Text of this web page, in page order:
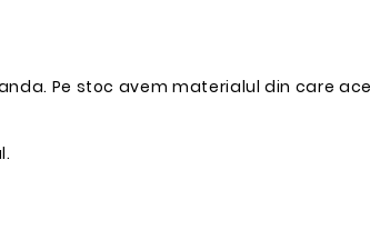
Pe stoc avem materialul din care